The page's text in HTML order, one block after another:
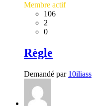
Membre actif
106
2
0
Règle
Demandé par 10iliass